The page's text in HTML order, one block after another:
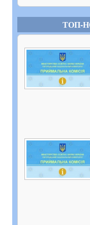
ТОП-